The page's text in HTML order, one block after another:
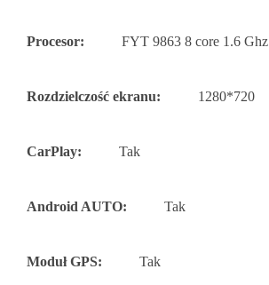
Procesor: FYT 9863 8 core 1.6 Ghz
Rozdzielczość ekranu: 1280*720
CarPlay: Tak
Android AUTO: Tak
Moduł GPS: Tak